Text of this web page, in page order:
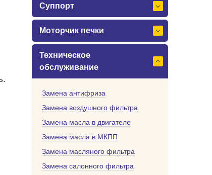
Суппорт
Моторчик печки
Техническое
обслуживание
Замена антифриза
Замена воздушного фильтра
Замена масла в двигателе
Замена масла в МКПП
Замена масляного фильтра
Замена салонного фильтра